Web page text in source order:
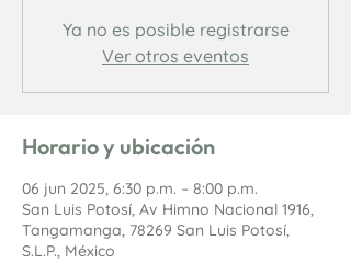
Ya no es posible registrarse
Ver otros eventos
Horario y ubicación
06 jun 2025, 6:30 p.m. – 8:00 p.m.
San Luis Potosí, Av Himno Nacional 1916,
Tangamanga, 78269 San Luis Potosí,
S.L.P., México